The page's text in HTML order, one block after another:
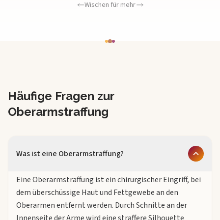
Wischen für mehr
Häufige Fragen zur
Oberarmstraffung
Was ist eine Oberarmstraffung?
Eine Oberarmstraffung ist ein chirurgischer Eingriff, bei
dem überschüssige Haut und Fettgewebe an den
Oberarmen entfernt werden. Durch Schnitte an der
Innenseite der Arme wird eine straffere Silhouette